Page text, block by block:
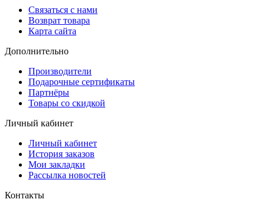
Связаться с нами
Возврат товара
Карта сайта
Дополнительно
Производители
Подарочные сертификаты
Партнёры
Товары со скидкой
Личный кабинет
Личный кабинет
История заказов
Мои закладки
Рассылка новостей
Контакты